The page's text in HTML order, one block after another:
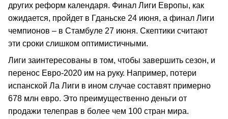
других реформ календаря. Финал Лиги Европы, как
ожидается, пройдет в Гданьске 24 июня, а финал Лиги
чемпионов – в Стамбуле 27 июня. Скептики считают
эти сроки слишком оптимистичными.
Лиги заинтересованы в том, чтобы завершить сезон, и
перенос Евро-2020 им на руку. Например, потери
испанской Ла Лиги в ином случае составят примерно
678 млн евро. Это преимущественно деньги от
продажи телеправ в более чем 100 стран мира.